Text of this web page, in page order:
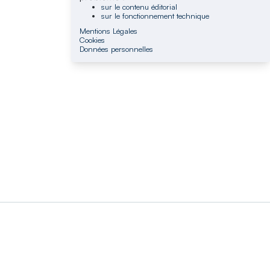
sur le contenu éditorial
sur le fonctionnement technique
Mentions Légales
Cookies
Données personnelles